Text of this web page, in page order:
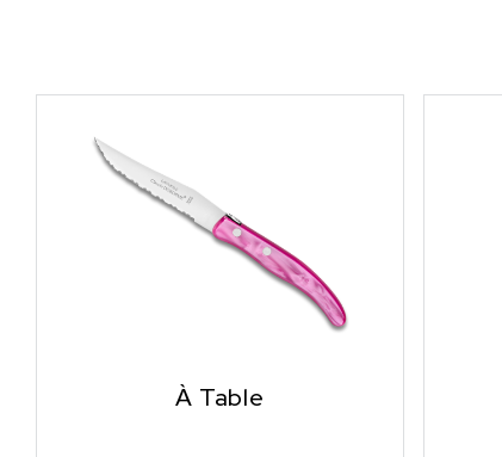
À Table